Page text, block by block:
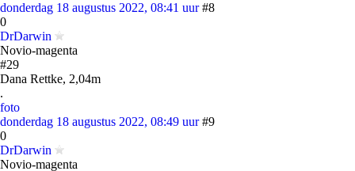
donderdag 18 augustus 2022, 08:41 uur #8
0
DrDarwin
Novio-magenta
#29
Dana Rettke, 2,04m
.
foto
donderdag 18 augustus 2022, 08:49 uur #9
0
DrDarwin
Novio-magenta